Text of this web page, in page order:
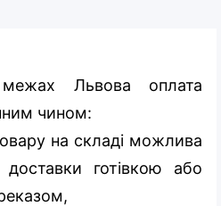
Львова оплата
чином:
на складі можлива
готівкою або